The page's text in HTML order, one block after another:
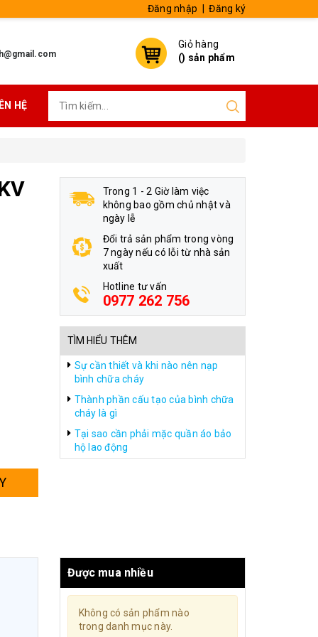
Đăng nhập Đăng ký
Giỏ hàng
() sản phẩm
HỆ
Trong 1 - 2 Giờ làm việc
không bao gồm chủ nhật và
ngày lễ
Đổi trả sản phẩm trong vòng
7 ngày nếu có lỗi từ nhà sản
xuất
Hotline tư vấn
0977 262 756
TÌM HIỂU THÊM
Sự cần thiết và khi nào nên nạp
bình chữa cháy
Thành phần cấu tạo của bình chữa
cháy là gì
Tại sao cần phải mặc quần áo bảo
hộ lao động
Được mua nhiều
Không có sản phẩm nào
trong danh mục này.